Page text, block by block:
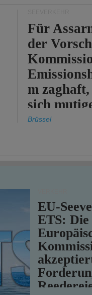
Für
der
m
sich
Brüssel
EU-
ETS: Die